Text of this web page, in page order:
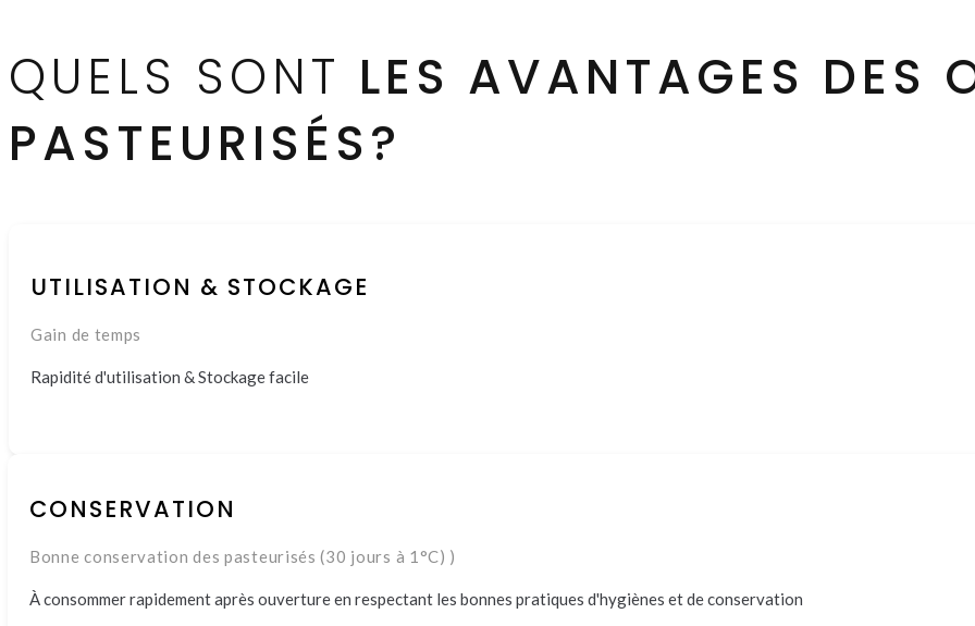
QUELS SONT LES AVANTAGES DES
PASTEURISÉS?
UTILISATION & STOCKAGE
Gain de temps
Rapidité d'utilisation & Stockage facile
CONSERVATION
Bonne conservation des pasteurisés (30 jours à 1°C) )
À consommer rapidement après ouverture en respectant les bonnes pratiques d'hygiènes et de conservation